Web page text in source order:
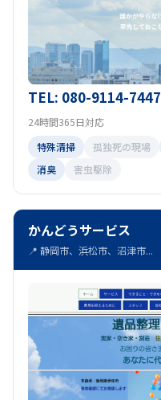
TEL: 080-9114-7447
24時間365日対応
特殊清掃
孤独死の現場
消臭
害虫駆除
かんどうサービス
📍 静岡市、浜松市、沼津市...